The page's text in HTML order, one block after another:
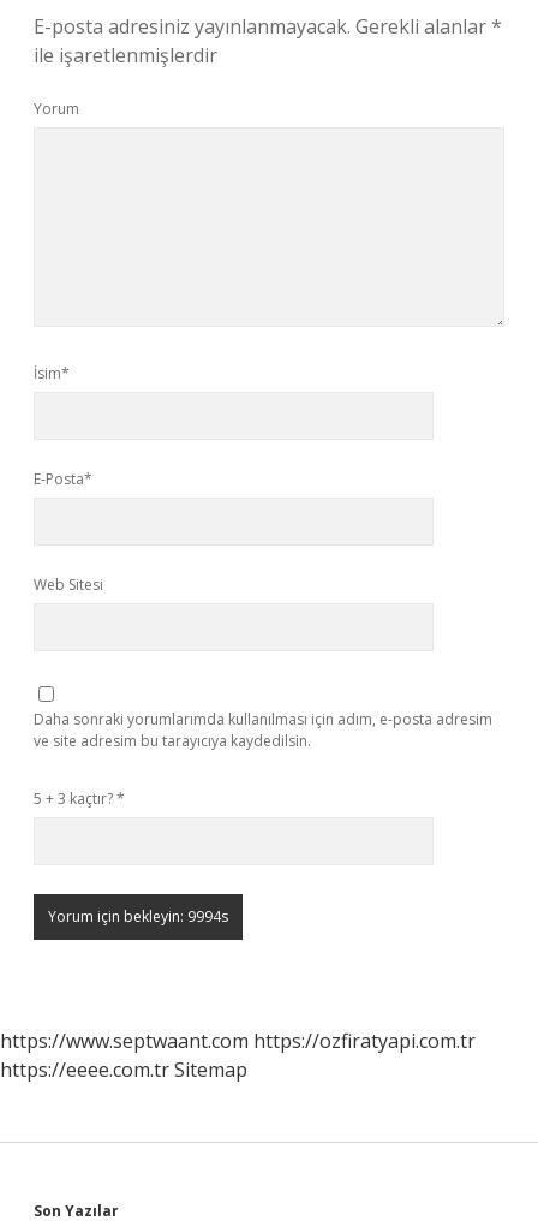
E-posta adresiniz yayınlanmayacak. Gerekli alanlar*
ile işaretlenmişlerdir
Yorum
İsim*
E-Posta*
Web Sitesi
Daha sonraki yorumlarımda kullanılması için adım, e-posta adresim
ve site adresim bu tarayıcıya kaydedilsin.
5 + 3 kaçtır?*
https://www.septwaant.com https://ozfiratyapi.com.tr
https://eeee.com.trSitemap
Son Yazılar